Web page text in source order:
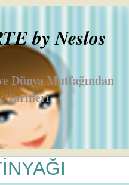
by Neslos
Dünya Mutfağından
Tarifleri